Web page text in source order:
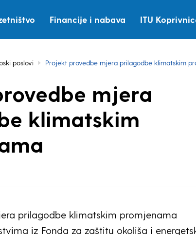
Financije i nabava ITU
poslovi Projekt provedbe mjera prilagodbe klimatskim
mjera
klimatskim
prilagodbe klimatskim promjenama
iz Fonda za zaštitu okoliša i